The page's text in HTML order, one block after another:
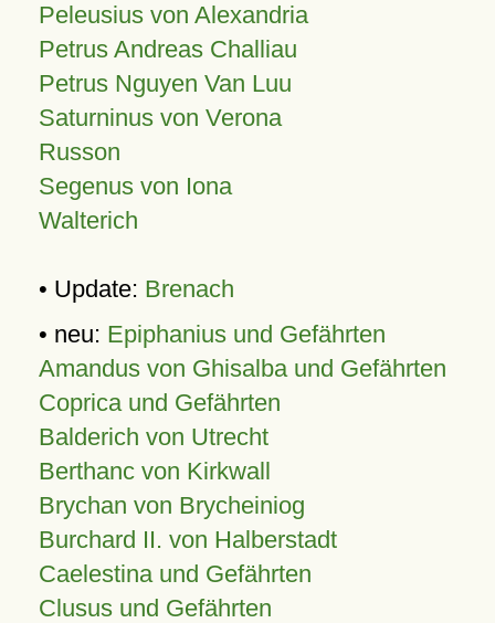
Peleusius von Alexandria
Petrus Andreas Challiau
Petrus Nguyen Van Luu
Saturninus von Verona
Russon
Segenus von Iona
Walterich
• Update: Brenach
• neu: Epiphanius und Gefährten
Amandus von Ghisalba und Gefährten
Coprica und Gefährten
Balderich von Utrecht
Berthanc von Kirkwall
Brychan von Brycheiniog
Burchard II. von Halberstadt
Caelestina und Gefährten
Clusus und Gefährten